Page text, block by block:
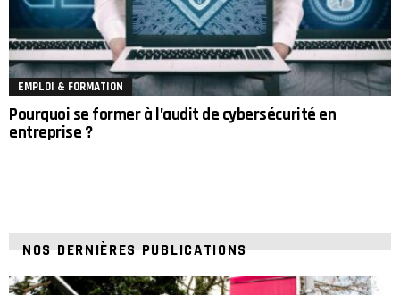
EMPLOI & FORMATION
Pourquoi se former à l’audit de cybersécurité en
entreprise ?
NOS DERNIÈRES PUBLICATIONS